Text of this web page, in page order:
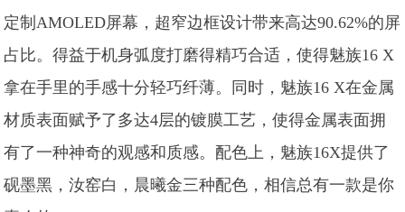
定制AMOLED屏幕，超窄边框设计带来高达90.62%的屏
占比。得益于机身弧度打磨得精巧合适，使得魅族16 X
拿在手里的手感十分轻巧纤薄。同时，魅族16 X在金属
材质表面赋予了多达4层的镀膜工艺，使得金属表面拥
有了一种神奇的观感和质感。配色上，魅族16X提供了
砚墨黑，汝窑白，晨曦金三种配色，相信总有一款是你